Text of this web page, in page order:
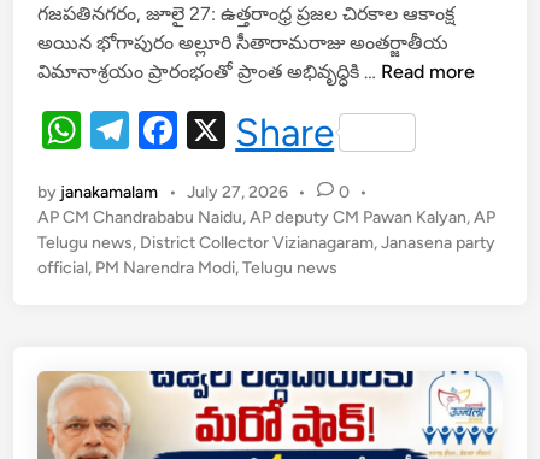
at
s
A
p
p
e
gr
a
m
c
e
b
o
o
k
గజపతినగరం, జూలై 27: ఉత్తరాంధ్ర ప్రజల చిరకాల ఆకాంక్ష
అయిన భోగాపురం అల్లూరి సీతారామరాజు అంతర్జాతీయ
విమానాశ్రయం ప్రారంభంతో ప్రాంత అభివృద్ధికి … ఉ
ధ్ర
భి
వృ
పు
వి
Read more
W
at
s
A
p
T
e
gr
a
F
c
e
b
o
k
X
Share
by janakamalam • July 27, 2026 • 0 •
AP CM Chandrababu Naidu,AP deputy CM Pawan Kalyan,AP
Telugu news, District Collector Vizianagaram,Janasena party
official, PM Narendra Modi,Telugu news